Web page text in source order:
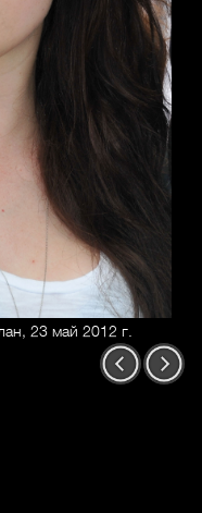
23 май 2012 г.